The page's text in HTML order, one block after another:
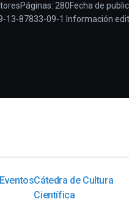
280Fecha de
13-87833-09-1 Información
EventosCátedra de Cultura
Científica